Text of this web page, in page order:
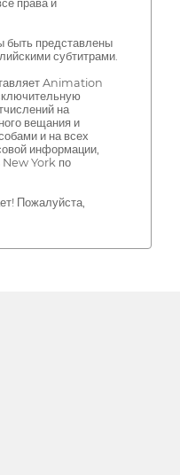
права и
представлены
субтитрами.
Animation
на
вещания и
и на всех
информации,
York по
Пожалуйста,